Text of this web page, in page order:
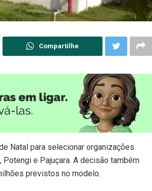
Compartilhe
Natal para selecionar organizações
e Pajuçara. A decisão também
previstos no modelo.